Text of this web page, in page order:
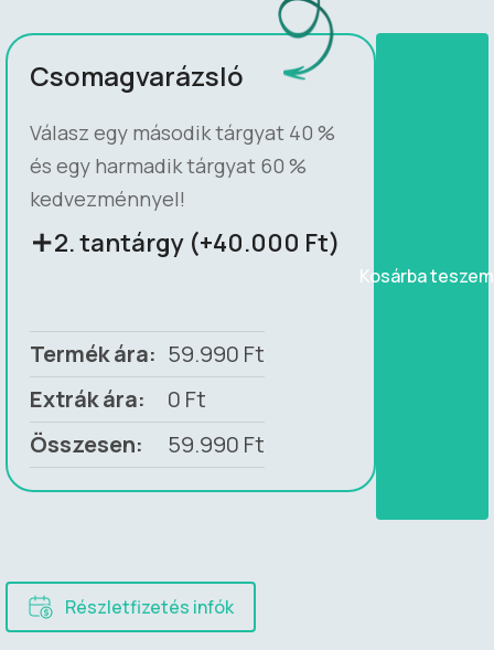
Csomagvarázsló
Válasz egy második tárgyat 40 %
és egy harmadik tárgyat 60 %
kedvezménnyel!
2. tantárgy (+40.000 Ft)
Termék ára: 59.990 Ft
Extrák ára:
0 Ft
Összesen:
59.990 Ft
Kosárba teszem
Részletfizetés infók